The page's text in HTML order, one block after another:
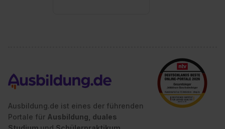
Ausbildung.de ist eines der führenden
Portale für Ausbildung, duales